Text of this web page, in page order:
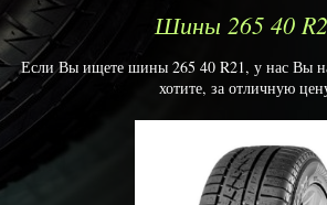
Шины 265 40
Если Вы ищете шины 265 40 R21, у нас Вы
хотите, за отличную